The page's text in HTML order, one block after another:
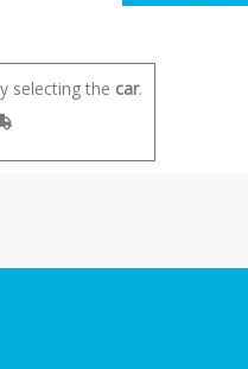
selecting the car.